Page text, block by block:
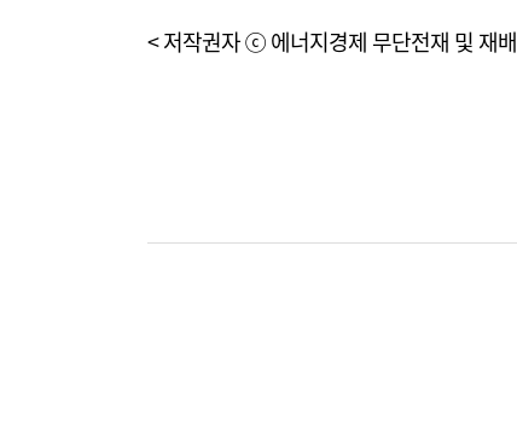
< 저작권자 ⓒ 에너지경제 무단전재 및 재